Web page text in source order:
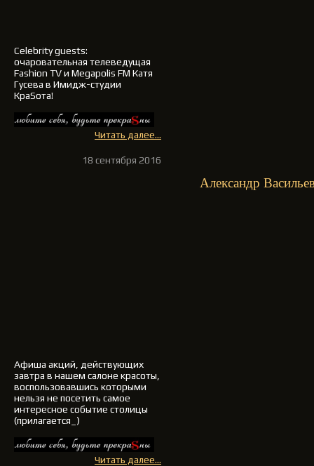
Celebrity guests:
очаровательная телеведущая
Fashion TV и Megapolis FM Катя
Гусева в Имидж-студии
КраSота!
Читать далее...
18 сентября 2016
Афиша акций, действующих
завтра в нашем салоне красоты,
воспользовавшись которыми
нельзя не посетить самое
интересное событие столицы
(прилагается_)
Читать далее...
Александр